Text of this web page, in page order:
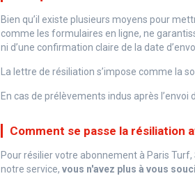
Bien qu’il existe plusieurs moyens pour
comme les formulaires en ligne, ne
ni d’une confirmation claire de la date
La lettre de résiliation s’impose comme la
En cas de prélèvements indus après
Comment se passe la résiliation
Pour résilier votre abonnement à Paris
notre service, vous n'avez plus à vous